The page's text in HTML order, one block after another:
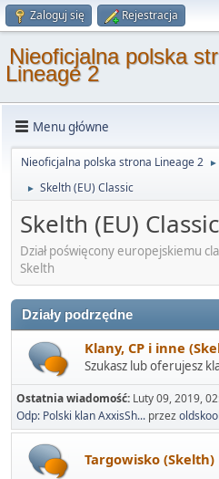
Zaloguj się Rejestracja
Nieoficjalna polska
Lineage 2
Menu główne
Nieoficjalna polska strona Lineage 2 ►
► Skelth (EU) Classic
Skelth (EU) Classic
Dział poświęcony europejskiemu
Skelth
Działy podrzędne
Klany, CP i inne
Szukasz lub oferujesz
Ostatnia wiadomość: Luty 09, 2019,
Odp: Polski klan AxxisSh... przezoldskool
Targowisko (Skelth)